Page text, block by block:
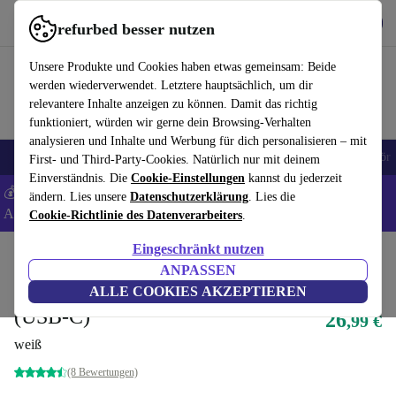
refurbed besser nutzen
Unsere Produkte und Cookies haben etwas gemeinsam: Beide
werden wiederverwendet. Letztere hauptsächlich, um dir
relevantere Inhalte anzeigen zu können. Damit das richtig
funktioniert, würden wir gerne dein Browsing-Verhalten
analysieren und Inhalte und Werbung für dich personalisieren – mit
First- und Third-Party-Cookies. Natürlich nur mit deinem
Einverständnis. Die Cookie-Einstellungen kannst du jederzeit
ändern. Lies unsere Datenschutzerklärung. Lies die
Cookie-Richtlinie des Datenverarbeiters.
Eingeschränkt nutzen
ANPASSEN
ALLE COOKIES AKZEPTIEREN
refurbed schnell und einfach nutzen
🎒 Back to school Handys Laptops Tablets Smartwatches Zubehör
💰 Extra -5% auf Samsung- und Google-Smartphones - Code:
ANDROID5 -AGB
Zubehör Smartphones & Handy Zubehör
Schnellladegerät (20W) & Kabel
(USB-C)
weiß
(8 Bewertungen)
26,99 €